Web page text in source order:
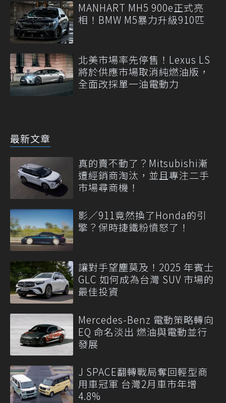
MANHART MH5 900e正式亮
相！BMW M5暴力升級910匹
北美市場率先停售！Lexus LS
將於供應市場取消純燃油版，
全面改採單一油電動力
最新文章
真的賣不動了？Mitsubishi漸
遭經銷商淘汰，並且專注二手
市場尋商機！
影／911竟然換了Honda的引
擎？保時捷鐵粉憤怒了！
讓對手望塵莫及！2025 年賓士
GLC 如何成為台灣 SUV 市場的
最佳投資
Mercedes-Benz 電動策略轉向
EQ 命名淡出 燃油與電動並行
發展
J SPACE翻轉戰局奪回輕型商
用車冠軍 台灣2月車市年增
4.8%